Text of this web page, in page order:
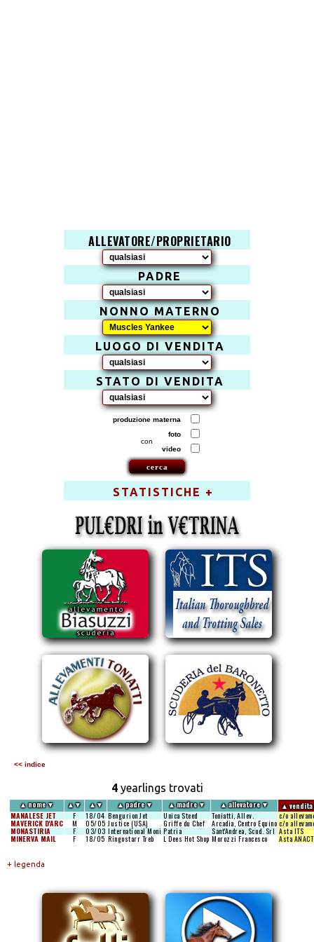
ALLEVATORE/PROPRIETARIO
PADRE
NONNO MATERNO
LUOGO DI VENDITA
STATO DI VENDITA
produzione materna
con
foto
video
STATISTICHE +
<< indice
4yearlings trovati
▲nome▼ ▲▼ ▲▼ ▲padre▼ ▲madre▼ ▲allevatore▼ ▲vendita
MANALESE JET F 18/04 Bengurion Jet Unica Steed Toniatti, Allev. c/o
MAVERICK D'ARC M 05/05 Justice (USA) Griffe du Chef Arcadia, Centro Equino c/o
MONASTIRIA F 03/03 International Moni Patria Sant'Andrea, Scud. Srl Asta ITS
MINERVA MAIL F 18/05 Ringostarr Treb L Dees Hot Shop Morozzi Francesco Asta ANACT
+ legenda